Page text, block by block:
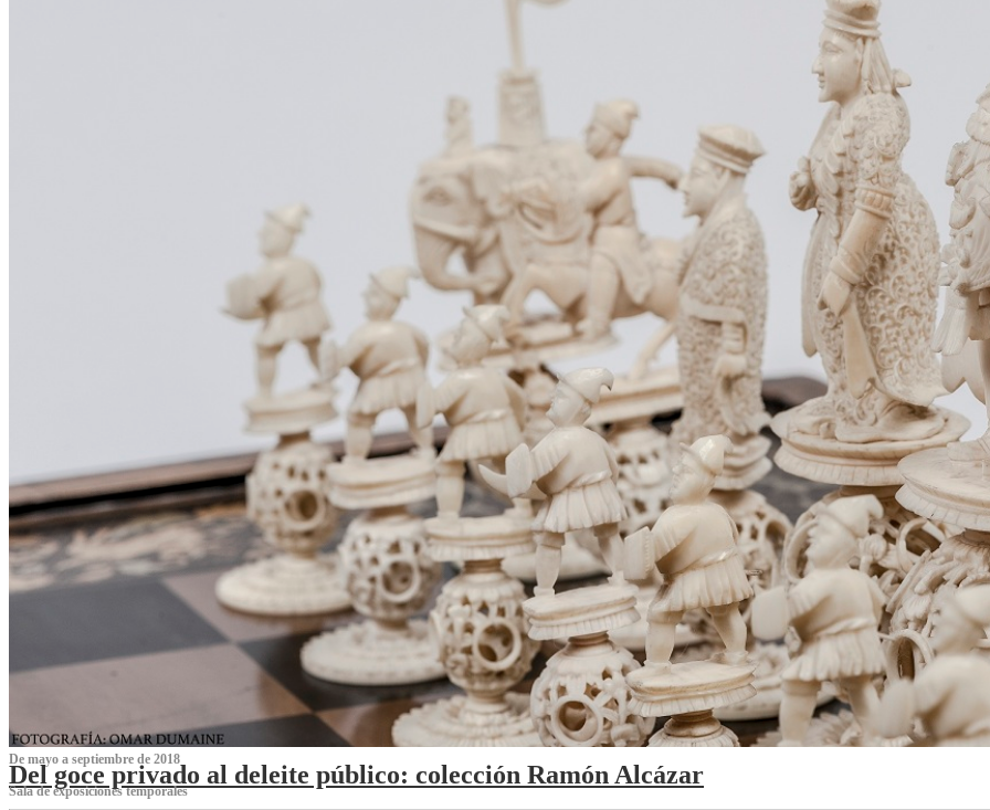
De mayo a septiembre de 2018
Del goce privado al deleite público: colección Ramón Alcázar
Sala de exposiciones temporales